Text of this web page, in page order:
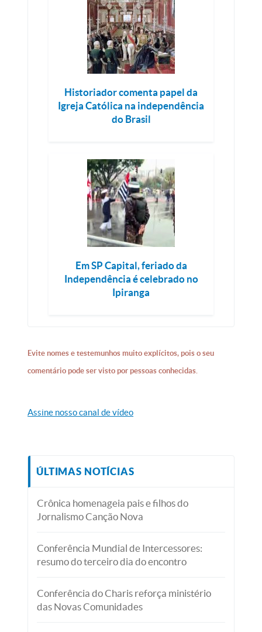
Historiador comenta papel da
Igreja Católica na independência
do Brasil
Em SP Capital, feriado da
Independência é celebrado no
Ipiranga
Evite nomes e testemunhos muito explícitos, pois o seu
comentário pode ser visto por pessoas conhecidas.
Assine nosso canal de vídeo
ÚLTIMAS NOTÍCIAS
Crônica homenageia pais e filhos do
Jornalismo Canção Nova
Conferência Mundial de Intercessores:
resumo do terceiro dia do encontro
Conferência do Charis reforça ministério
das Novas Comunidades